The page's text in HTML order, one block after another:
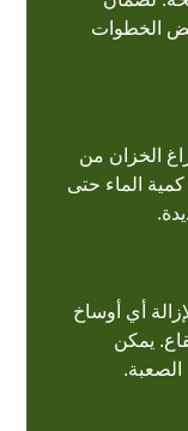
الخطوات
الخزان من
الماء حتى
أي أوساخ
يمكن